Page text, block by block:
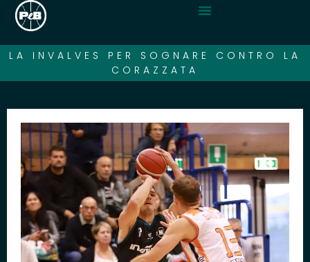
LA INVALVES PER SOGNARE CONTRO LA
CORAZZATA